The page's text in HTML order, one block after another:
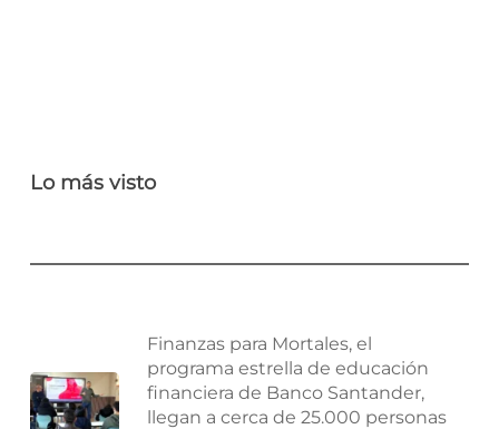
Lo más visto
Finanzas para Mortales, el
programa estrella de educación
financiera de Banco Santander,
llegan a cerca de 25.000 personas